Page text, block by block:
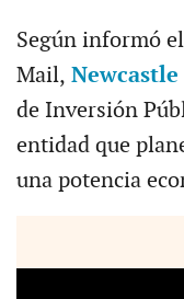
Según informó
Mail, Newcastle
de Inversión
entidad que
una potencia